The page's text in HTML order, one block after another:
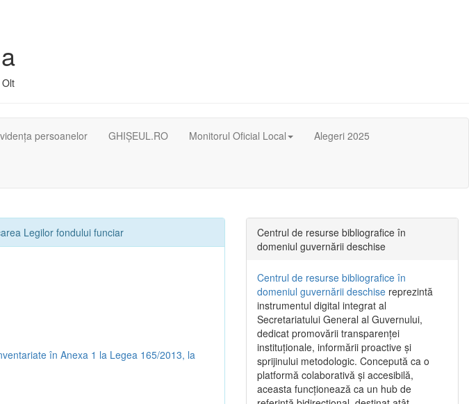
persoanelor GHIȘEUL.RO Monitorul Oficial Local Alegeri 2025
Legilor fondului funciar
în Anexa 1 la Legea 165/2013, la
Centrul de resurse bibliografice în
domeniul guvernării deschise
Centrul de resurse bibliografice în
domeniul guvernării deschise reprezintă
instrumentul digital integrat al
Secretariatului General al Guvernului,
dedicat promovării transparenței
instituționale, informării proactive și
sprijinului metodologic. Concepută ca o
platformă colaborativă și accesibilă,
aceasta funcționează ca un hub de